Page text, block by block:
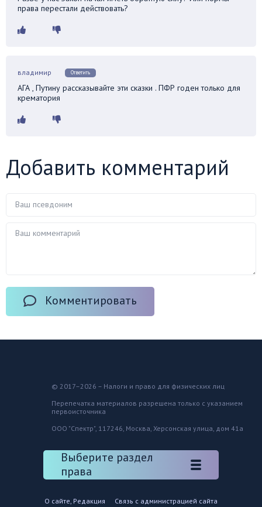
права перестали действовать?
владимир Ответить
АГА , Путину рассказывайте эти сказки . ПФР годен только для
крематория
Добавить комментарий
Комментировать
© 2017–2026 – Налоги и право для физических лиц
Перепечатка материалов разрешена только с указанием
первоисточника
ООО "Спектр", 117246, Москва, Херсонская улица, дом 41а
Выберите раздел
права
О сайте, Редакция Связь с администрацией сайта